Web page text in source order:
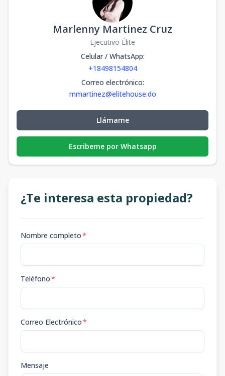
Marlenny Martinez Cruz
Ejecutivo Élite
Celular / WhatsApp:
+18498154804
Correo electrónico:
mmartinez@elitehouse.do
Llámame
Escribeme por Whatsapp
¿Te interesa esta propiedad?
Nombre completo*
Teléfono*
Correo Electrónico*
Mensaje